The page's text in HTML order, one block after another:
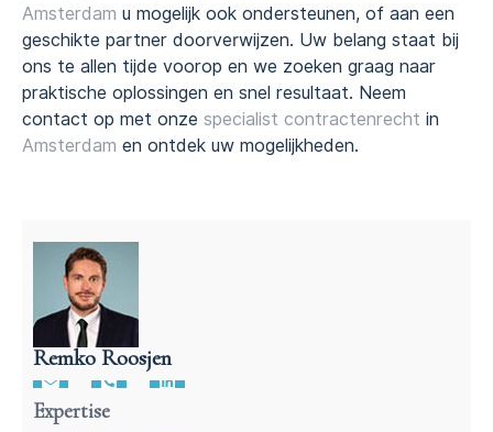
Amsterdam u mogelijk ook ondersteunen, of aan een
geschikte partner doorverwijzen. Uw belang staat bij
ons te allen tijde voorop en we zoeken graag naar
praktische oplossingen en snel resultaat. Neem
contact op met onze specialist contractenrecht in
Amsterdam en ontdek uw mogelijkheden.
Remko Roosjen
Advocaat voor procedures
Expertise